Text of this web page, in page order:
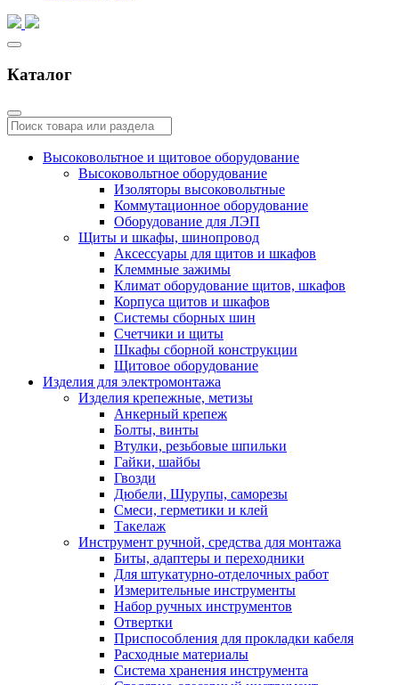
Каталог
Высоковольтное и щитовое оборудование
Высоковольтное оборудование
Изоляторы высоковольтные
Коммутационное оборудование
Оборудование для ЛЭП
Щиты и шкафы, шинопровод
Аксессуары для щитов и шкафов
Клеммные зажимы
Климат оборудование щитов, шкафов
Корпуса щитов и шкафов
Системы сборных шин
Счетчики и щиты
Шкафы сборной конструкции
Щитовое оборудование
Изделия для электромонтажа
Изделия крепежные, метизы
Анкерный крепеж
Болты, винты
Втулки, резьбовые шпильки
Гайки, шайбы
Гвозди
Дюбели, Шурупы, саморезы
Смеси, герметики и клей
Такелаж
Инструмент ручной, средства для монтажа
Биты, адаптеры и переходники
Для штукатурно-отделочных работ
Измерительные инструменты
Набор ручных инструментов
Отвертки
Приспособления для прокладки кабеля
Расходные материалы
Система хранения инструмента